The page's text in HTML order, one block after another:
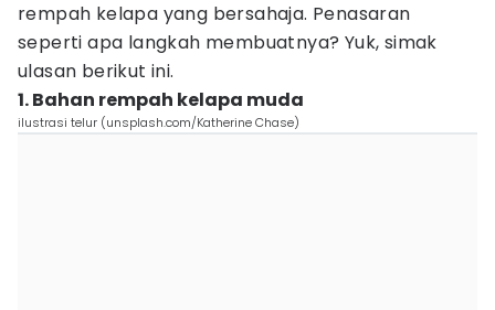
rempah kelapa yang bersahaja. Penasaran
seperti apa langkah membuatnya? Yuk, simak
ulasan berikut ini.
1. Bahan rempah kelapa muda
ilustrasi telur (unsplash.com/Katherine Chase)